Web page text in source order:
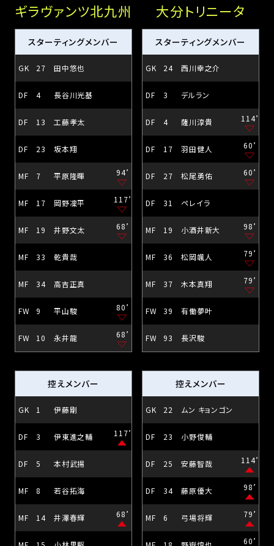
ギラヴァンツ北九州
スターティングメンバー
GK 27 田中悠也
DF 4 長谷川光基
DF 13 工藤孝太
DF 23 坂本翔
MF 7 平原隆暉 94’
MF 17 岡野凜平 117’
MF 19 井野文太 68’
MF 33 乾貴哉
MF 34 高吉正真
FW 9 平山駿 80’
FW 10 永井龍 68’
控えメンバー
GK 1 伊藤剛
DF 3 伊東進之輔 117’
DF 5 本村武揚
MF 8 若谷拓海
MF 14 井澤春輝 68’
大分トリニータ
スターティングメンバー
GK 24 西川幸之介
DF 3 デルラン
DF 4 薩川淳貴 114’
DF 17 羽田健人 60’
DF 27 松尾勇佑 60’
DF 31 ペレイラ
MF 19 小酒井新大 98’
MF 36 松岡颯人 79’
MF 37 木本真翔 79’
FW 39 有働夢叶
FW 93 長沢駿
控えメンバー
GK 22 ムン キョンゴン
DF 23 小野俊輔
DF 25 安藤智哉 114’
DF 34 藤原優大 98’
MF 6 弓場将輝 79’
60’